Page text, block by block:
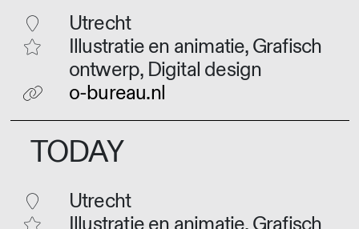
Utrecht
Illustratie en animatie, Grafisch
ontwerp, Digital design
o-bureau.nl
TODAY
Utrecht